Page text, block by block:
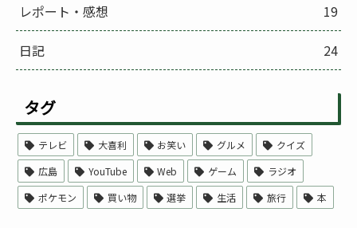
レポート・感想 19
日記 24
タグ
テレビ 大喜利 お笑い グルメ
クイズ
広島
YouTube Web ゲーム
ラジオ
ポケモン
買い物 選挙 生活 旅行 本